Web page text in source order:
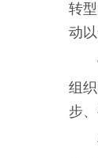
转
动
组
步